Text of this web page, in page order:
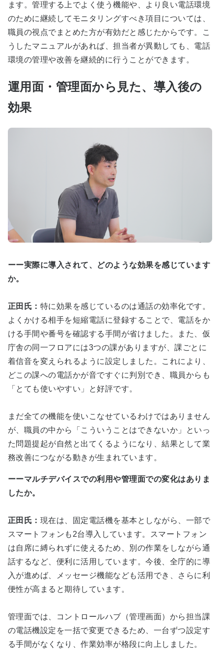
ます。管理する上でよく使う機能や、より良い電話環境
のために継続してモニタリングすべき項目については、
職員の視点でまとめた方が有効だと感じたからです。こ
うしたマニュアルがあれば、担当者が異動しても、電話
環境の管理や改善を継続的に行うことができます。
運用面・管理面から見た、導入後の
効果
ーー実際に導入されて、どのような効果を感じています
か。
正田氏： 特に効果を感じているのは通話の効率化です。
よくかける相手を短縮電話に登録することで、電話をか
ける手間や番号を確認する手間が省けました。また、仮
庁舎の同一フロアには3つの課がありますが、課ごとに
着信音を変えられるように設定しました。これにより、
どこの課への電話かが音ですぐに判別でき、職員からも
「とても使いやすい」と好評です。
まだ全ての機能を使いこなせているわけではありません
が、職員の中から「こういうことはできないか」といっ
た問題提起が自然と出てくるようになり、結果として業
務改善につながる動きが生まれています。
ーーマルチデバイスでの利用や管理面での変化はありま
したか。
正田氏： 現在は、固定電話機を基本としながら、一部で
スマートフォンも2台導入しています。スマートフォン
は自席に縛られずに使えるため、別の作業をしながら通
話するなど、便利に活用しています。今後、全庁的に導
入が進めば、メッセージ機能なども活用でき、さらに利
便性が高まると期待しています。
管理面では、コントロールハブ（管理画面）から担当課
の電話機設定を一括で変更できるため、一台ずつ設定す
る手間がなくなり、作業効率が格段に向上しました。